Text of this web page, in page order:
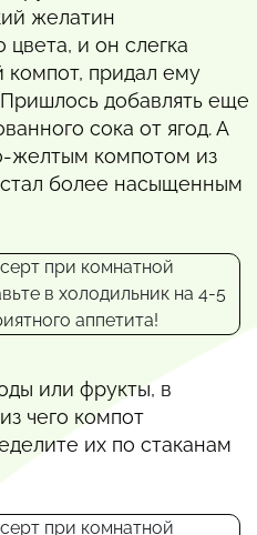
желатин
и он слегка
компот, придал ему
добавлять еще
сока от ягод. А
желтым компотом из
более насыщенным
или фрукты, в
чего компот
их по стаканам